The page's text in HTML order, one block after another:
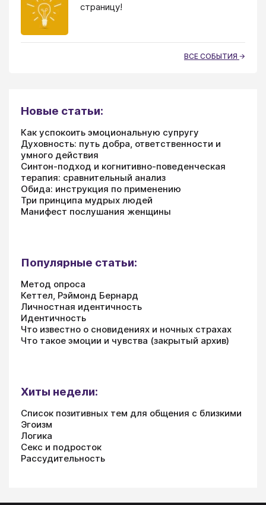
страницу!
ВСЕ СОБЫТИЯ
Новые статьи:
Как успокоить эмоциональную супругу
Духовность: путь добра, ответственности и
умного действия
Синтон-подход и когнитивно-поведенческая
терапия: сравнительный анализ
Обида: инструкция по применению
Три принципа мудрых людей
Манифест послушания женщины
Популярные статьи:
Метод опроса
Кеттел, Рэймонд Бернард
Личностная идентичность
Идентичность
Что известно о сновидениях и ночных страхах
Что такое эмоции и чувства (закрытый архив)
Хиты недели:
Список позитивных тем для общения с близкими
Эгоизм
Логика
Секс и подросток
Рассудительность